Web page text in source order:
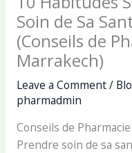
Soin de Sa
(Conseils de
Marrakech)
Leave a Comment/
pharmadmin
Conseils de
Prendre soin de sa